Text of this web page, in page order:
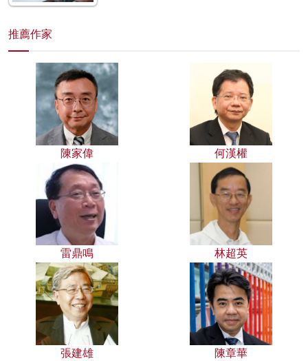
推薦作家
陳家偉 何漢權
雷鼎鳴 林超英
張建雄 陳章華